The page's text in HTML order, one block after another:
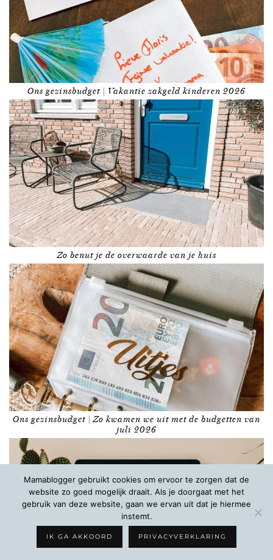
Ons gezinsbudget | Vakantie zakgeld kinderen 2026
Zo benut je de overwaarde van je huis
Ons gezinsbudget | Zo kwamen we uit met de budgetten van
juli 2026
Mamablogger gebruikt cookies om ervoor te zorgen dat de
website zo goed mogelijk draait. Als je doorgaat met het
gebruik van deze website, gaan we ervan uit dat je hiermee
instemt.
IK GA AKKOORD PRIVACYVERKLARING